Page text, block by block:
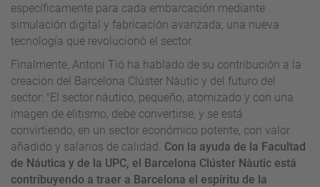
específicamente para cada embarcación mediante
simulación digital y fabricación avanzada, una nueva
tecnología que revolucionó el sector.
Finalmente, Antoni Tió ha hablado de su contribución a la
creación del Barcelona Clúster Nàutic y del futuro del
sector: "El sector náutico, pequeño, atomizado y con una
imagen de elitismo, debe convertirse, y se está
convirtiendo, en un sector económico potente, con valor
añadido y salarios de calidad. Con la ayuda de la Facultad
de Náutica y de la UPC, el Barcelona Clúster Nàutic está
contribuyendo a traer a Barcelona el espíritu de la